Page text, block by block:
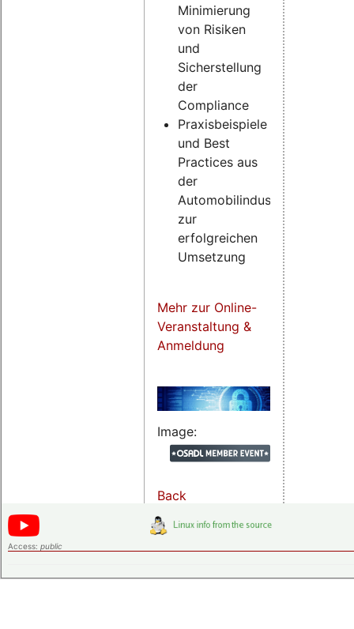
Minimierung
von Risiken
und
Sicherstellung
der
Compliance
Praxisbeispiele
und Best
Practices aus
der
Automobilindustrie
zur
erfolgreichen
Umsetzung
Mehr zur Online-
Veranstaltung &
Anmeldung
Image:
Back
Access: public